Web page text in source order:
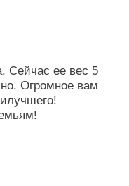
Сейчас ее вес 5
Огромное вам